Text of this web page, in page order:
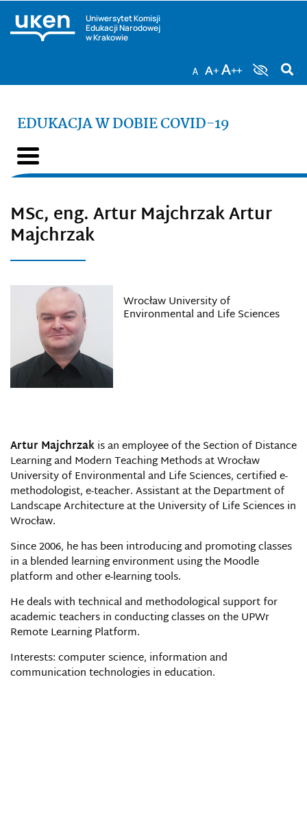
Uniwersytet Komisji
Edukacji Narodowej
w Krakowie
EDUKACJA W DOBIE COVID-19
MSc, eng. Artur Majchrzak Artur
Majchrzak
Wrocław University of
Environmental and Life Sciences
Artur Majchrzakis an employee of the Section of Distance
Learning and Modern Teaching Methods at Wrocław
University of Environmental and Life Sciences, certified e-
methodologist, e-teacher. Assistant at the Department of
Landscape Architecture at the University of Life Sciences in
Wrocław.
Since 2006, he has been introducing and promoting classes
in a blended learning environment using the Moodle
platform and other e-learning tools.
He deals with technical and methodological support for
academic teachers in conducting classes on the UPWr
Remote Learning Platform.
Interests: computer science, information and
communication technologies in education.